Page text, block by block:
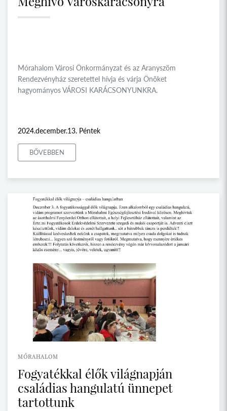
Mórahalom Városi Önkormányzat és az Aranyszöm
Rendezvényház szeretettel hívja és várja Önöket
hagyományos VÁROSI KARÁCSONYUNKRA.
2024.december.13. Péntek
BŐVEBBEN
MÓRAHALOM
Fogyatékkal élők világnapján
családias hangulatú ünnepet
tartottunk